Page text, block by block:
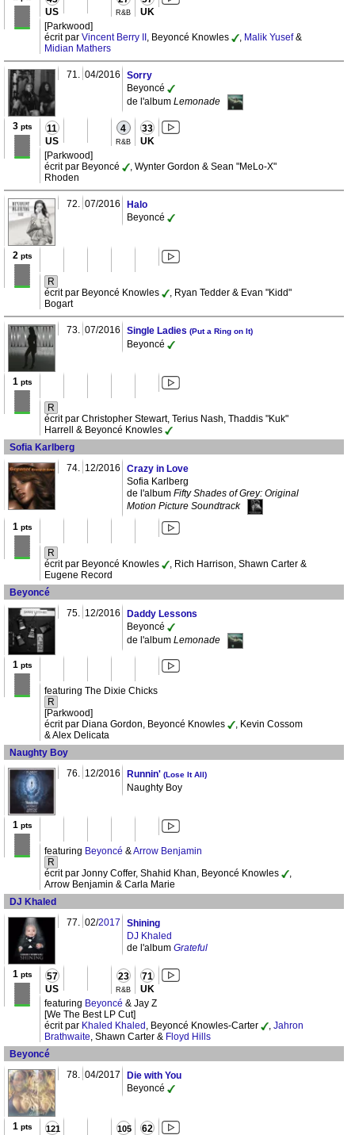
US R&B UK
[Parkwood]
écrit par Vincent Berry II , Beyoncé Knowles , Malik Yusef&
Midian Mathers
71. 04/2016
Sorry
Beyoncé
de l'album Lemonade
3pts 11
US
4
R&B
33
UK
[Parkwood]
écrit par Beyoncé
, Wynter Gordon & Sean "MeLo-X"
Rhoden
72. 07/2016
Halo
Beyoncé
2pts
R
écrit par Beyoncé Knowles
, Ryan Tedder & Evan "Kidd"
Bogart
73. 07/2016 Single Ladies (Put a Ring on It)
Beyoncé
1pts
R
écrit par Christopher Stewart, Terius Nash, Thaddis "Kuk"
Harrell & Beyoncé Knowles
Sofia Karlberg
74. 12/2016
Crazy in Love
Sofia Karlberg
de l'album Fifty Shades of Grey: Original
Motion Picture Soundtrack
1pts
R
écrit par Beyoncé Knowles
, Rich Harrison, Shawn Carter &
Eugene Record
Beyoncé
75. 12/2016
Daddy Lessons
Beyoncé
de l'album Lemonade
1pts
featuring The Dixie Chicks
R
[Parkwood]
écrit par Diana Gordon, Beyoncé Knowles
, Kevin Cossom
& Alex Delicata
Naughty Boy
76. 12/2016 Runnin' (Lose It All)
Naughty Boy
1pts
featuring Beyoncé &Arrow Benjamin
R
écrit par Jonny Coffer, Shahid Khan, Beyoncé Knowles
,
Arrow Benjamin & Carla Marie
DJ Khaled
77. 02/2017
Shining
DJ Khaled
de l'album Grateful
1pts 57
US
23
R&B
71
UK
featuring Beyoncé & Jay Z
[We The Best LP Cut]
écrit par Khaled Khaled , Beyoncé Knowles-Carter , Jahron
Brathwaite, Shawn Carter & Floyd Hills
Beyoncé
78. 04/2017
Die with You
Beyoncé
1pts 121 105 62